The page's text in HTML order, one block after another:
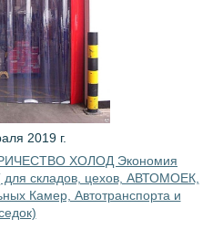
2019 г.
ХОЛОД Экономия
для складов, цехов, АВТОМОЕК,
Камер, Автотранспорта и